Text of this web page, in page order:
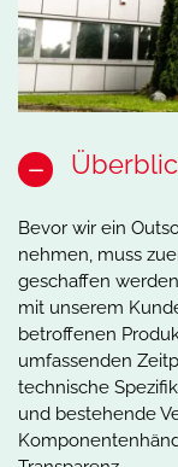
Bevor wir ein
nehmen, muss
geschaffen
mit unserem
betroffenen
umfassenden
technische
und bestehende